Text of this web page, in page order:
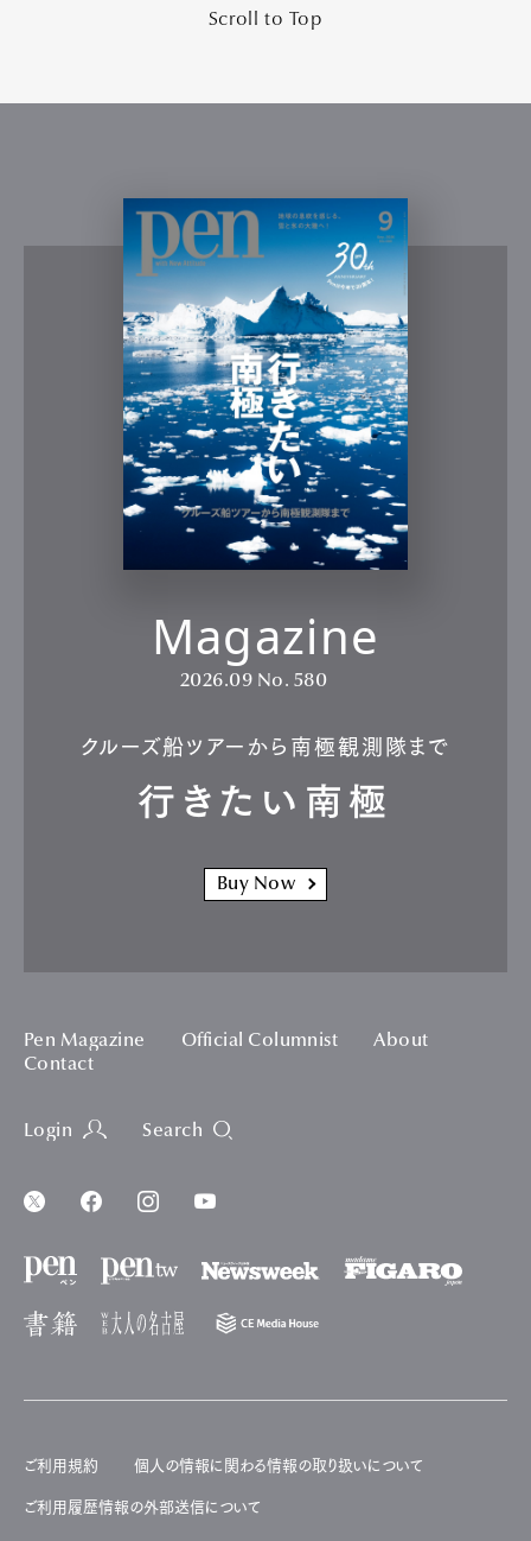
Scroll to Top
Magazine
2026.09 No. 580
クルーズ船ツアーから南極観測隊まで
行きたい南極
Buy Now
Pen Magazine Official Columnist
About
Contact
Login Search
ご利用規約 個人の情報に関わる情報の取り扱いについて
ご利用履歴情報の外部送信について